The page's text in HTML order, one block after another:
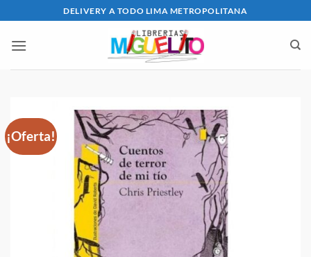
al
contenido
DELIVERY A TODO LIMA METROPOLITANA
¡Oferta!